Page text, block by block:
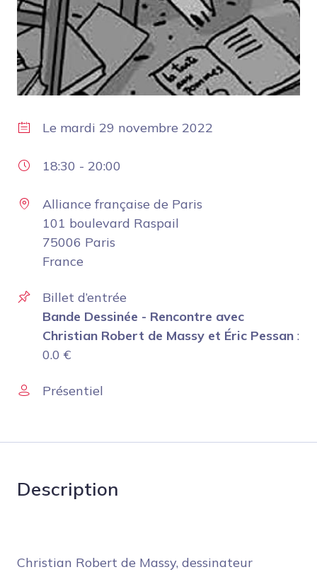
Le mardi 29 novembre 2022
18:30 - 20:00
Alliance française de Paris
101 boulevard Raspail
75006 Paris
France
Billet d’entrée
Bande Dessinée - Rencontre avec
Christian Robert de Massy et Éric Pessan :
0.0 €
Présentiel
Description
Christian Robert de Massy, dessinateur